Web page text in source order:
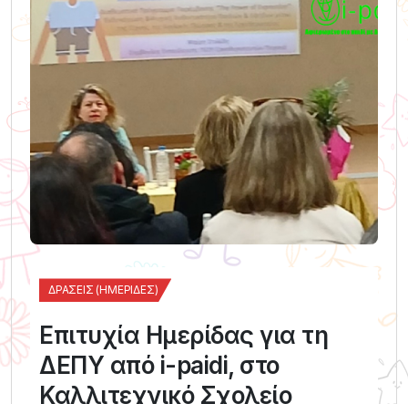
ΔΡΆΣΕΙΣ (ΗΜΕΡΊΔΕΣ)
Επιτυχία Ημερίδας για τη
ΔΕΠΥ από i-paidi, στο
Καλλιτεχνικό Σχολείο